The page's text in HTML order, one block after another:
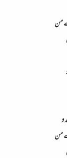
من​
من​